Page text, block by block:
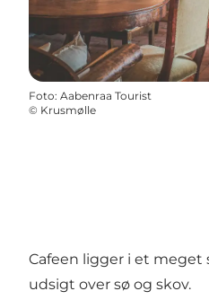
Foto: Aabenraa Tourist
© Krusmølle
Cafeen ligger i et meget
udsigt over sø og skov.